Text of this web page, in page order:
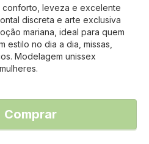
leveza e excelente
discreta e arte exclusiva
mariana, ideal para quem
estilo no dia a dia, missas,
Modelagem unissex
Comprar